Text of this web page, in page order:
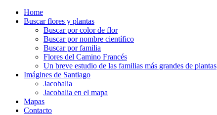
Home
Buscar flores y plantas
Buscar por color de flor
Buscar por nombre científico
Buscar por familia
Flores del Camino Francés
Un breve estudio de las familias más grandes de plantas
Imágines de Santiago
Jacobalia
Jacobalia en el mapa
Mapas
Contacto